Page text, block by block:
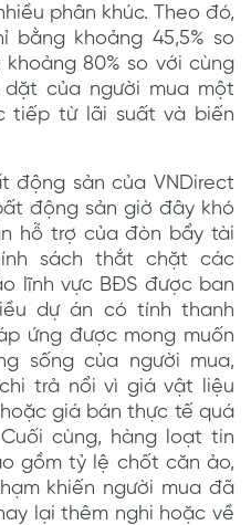
phân khúc. Theo đó,
bằng khoảng 45,5% so
80% so với cùng
dặt của người mua một
tiếp từ lãi suất và biến
động sản của VNDirect
động sản giờ đây khó
hỗ trợ của đòn bẩy tài
sách thắt chặt các
lĩnh vực BĐS được ban
dự án có tính thanh
ứng được mong muốn
sống của người mua,
trả nổi vì giá vật liệu
giá bán thực tế quá
cùng, hàng loạt tin
gồm tỷ lệ chốt căn ảo,
khiến người mua đã
lại thêm nghi hoặc về